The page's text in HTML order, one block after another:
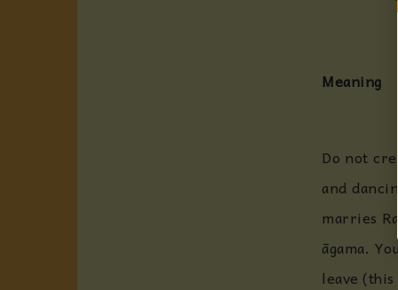
Meaning
Do not
and
marries
āgama.
leave